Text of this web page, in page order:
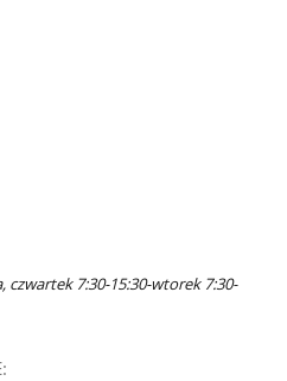
czwartek 7:30-15:30-wtorek 7:30-